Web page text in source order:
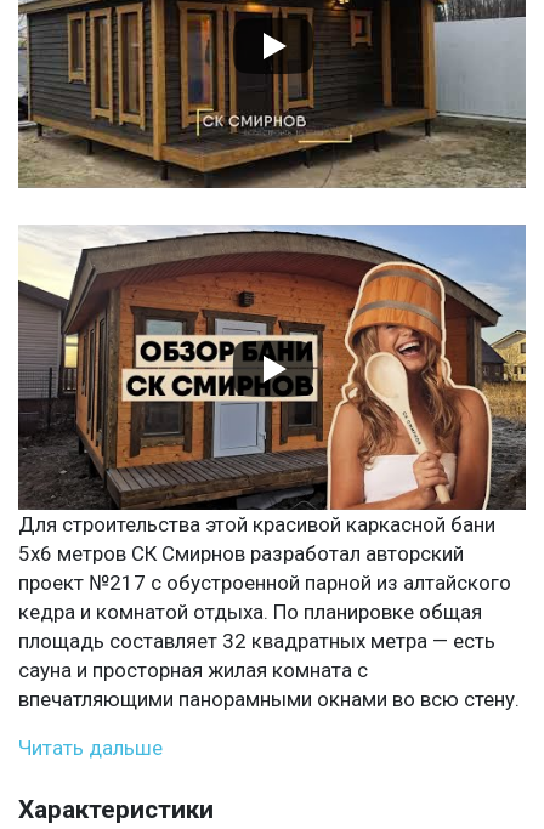
Для строительства этой красивой каркасной бани
5х6 метров СК Смирнов разработал авторский
проект №217 с обустроенной парной из алтайского
кедра и комнатой отдыха. По планировке общая
площадь составляет 32 квадратных метра — есть
сауна и просторная жилая комната с
впечатляющими панорамными окнами во всю стену.
Читать дальше
Характеристики